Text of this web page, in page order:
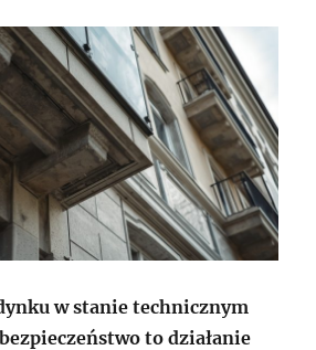
w stanie technicznym
to działanie